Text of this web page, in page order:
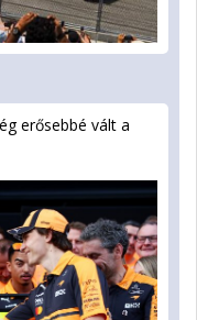
erősebbé vált a